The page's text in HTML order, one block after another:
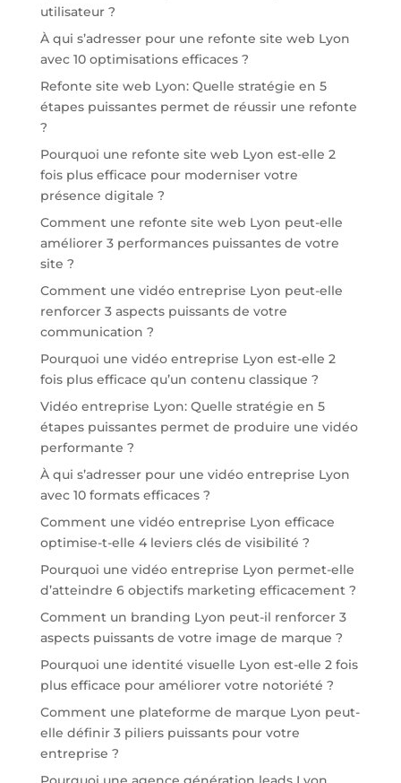
utilisateur ?
À qui s’adresser pour une refonte site web Lyon
avec 10 optimisations efficaces ?
Refonte site web Lyon: Quelle stratégie en 5
étapes puissantes permet de réussir une refonte
?
Pourquoi une refonte site web Lyon est-elle 2
fois plus efficace pour moderniser votre
présence digitale ?
Comment une refonte site web Lyon peut-elle
améliorer 3 performances puissantes de votre
site ?
Comment une vidéo entreprise Lyon peut-elle
renforcer 3 aspects puissants de votre
communication ?
Pourquoi une vidéo entreprise Lyon est-elle 2
fois plus efficace qu’un contenu classique ?
Vidéo entreprise Lyon: Quelle stratégie en 5
étapes puissantes permet de produire une vidéo
performante ?
À qui s’adresser pour une vidéo entreprise Lyon
avec 10 formats efficaces ?
Comment une vidéo entreprise Lyon efficace
optimise-t-elle 4 leviers clés de visibilité ?
Pourquoi une vidéo entreprise Lyon permet-elle
d’atteindre 6 objectifs marketing efficacement ?
Comment un branding Lyon peut-il renforcer 3
aspects puissants de votre image de marque ?
Pourquoi une identité visuelle Lyon est-elle 2 fois
plus efficace pour améliorer votre notoriété ?
Comment une plateforme de marque Lyon peut-
elle définir 3 piliers puissants pour votre
entreprise ?